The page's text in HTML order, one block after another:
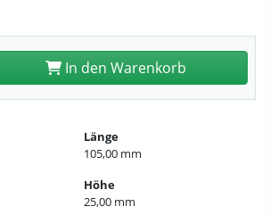
In den Warenkorb
Länge
105,00 mm
Höhe
25,00 mm